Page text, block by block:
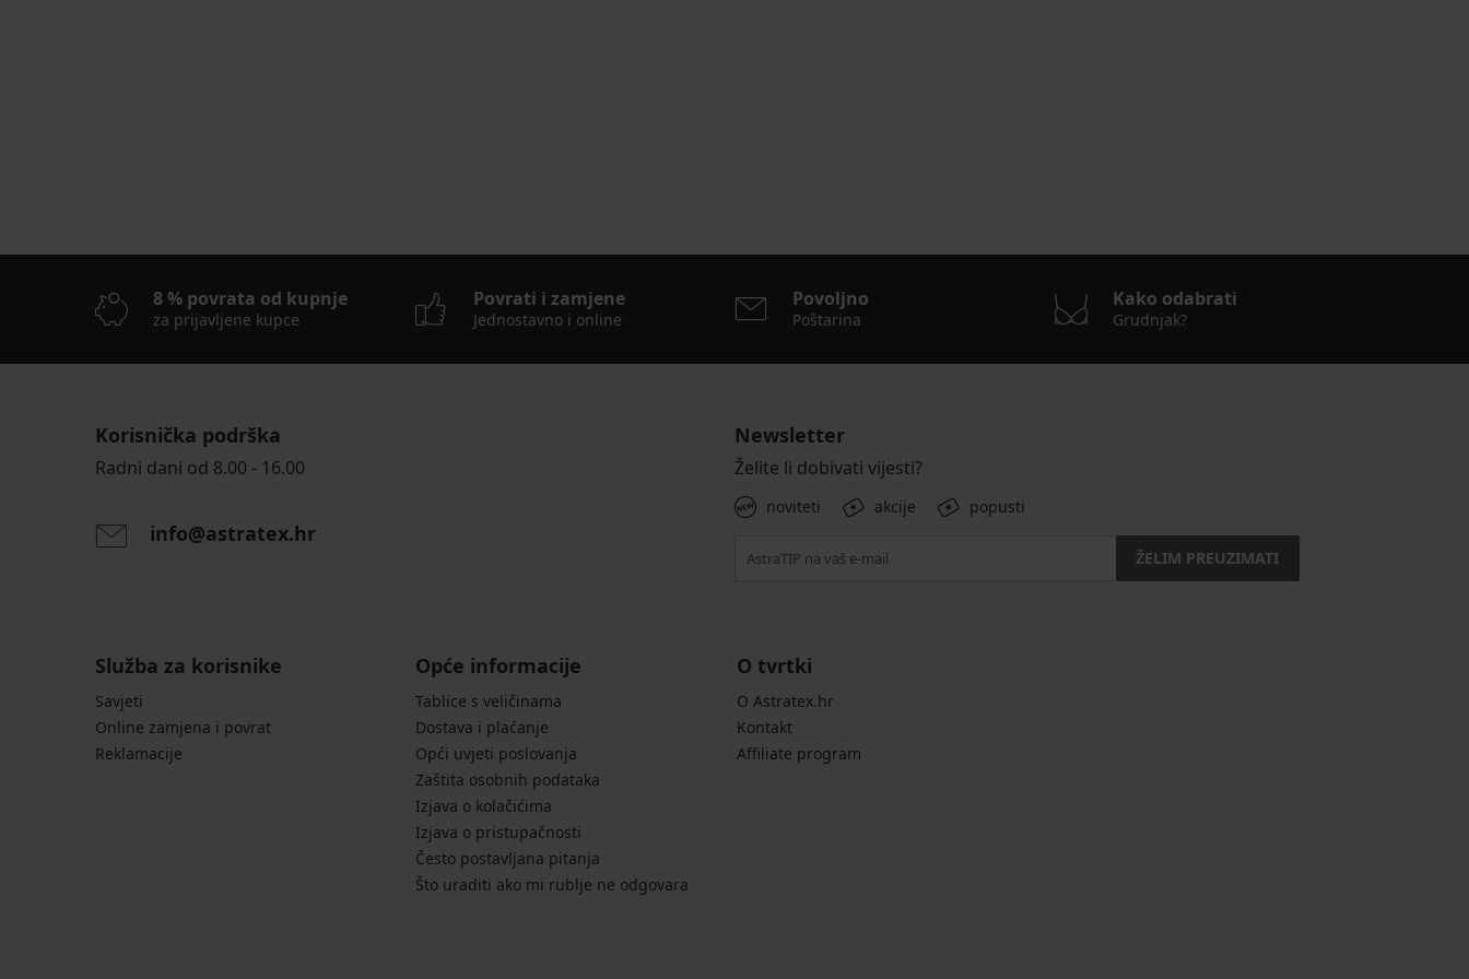
8 % povrata od kupnje
za prijavljene kupce
Povrati i zamjene
Jednostavno i online
Povoljno
Poštarina
Kako odabrati
Grudnjak?
Korisnička podrška
Radni dani od 8.00 - 16.00
info@astratex.hr
Newsletter
Želite li dobivati vijesti?
noviteti akcije popusti
ŽELIM PREUZIMATI
Služba za korisnike
Savjeti
Online zamjena i povrat
Reklamacije
Opće informacije
Tablice s veličinama
Dostava i plaćanje
Opći uvjeti poslovanja
Zaštita osobnih podataka
Izjava o kolačićima
Izjava o pristupačnosti
Često postavljana pitanja
Što uraditi ako mi rublje ne odgovara
O tvrtki
O Astratex.hr
Kontakt
Affiliate program